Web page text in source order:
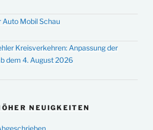
Mobil Schau
Kreisverkehren: Anpassung der
dem 4. August 2026
NEUIGKEITEN